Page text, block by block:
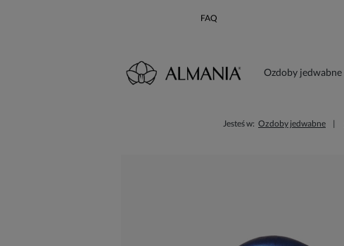
FAQ
Ozdoby jedwabne
Jesteś w: Ozdoby jedwabne